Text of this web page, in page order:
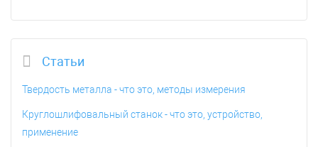
Статьи
Твердость металла - что это, методы измерения
Круглошлифовальный станок - что это, устройство,
применение